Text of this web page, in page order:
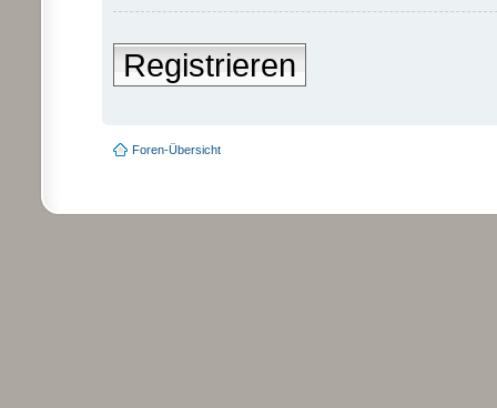
Registrieren
Foren-Übersicht